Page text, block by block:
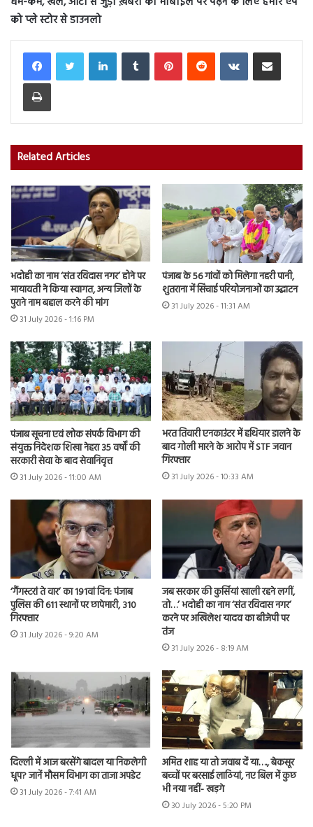
को प्ले स्टोर से डाउनलो
LinkedInTumblr PinterestReddit VKontakteShare via Email
Print
Related Articles
भदोही का नाम ‘संत रविदास नगर’ होने पर
मायावती ने किया स्वागत, अन्य जिलों के
पुराने नाम बहाल करने की मांग
31 July 2026 - 1:16 PM
पंजाब के 56 गांवों को मिलेगा नहरी पानी,
शुतराना में सिंचाई परियोजनाओं का उद्घाटन
31 July 2026 - 11:31 AM
पंजाब सूचना एवं लोक संपर्क विभाग की
संयुक्त निदेशक शिखा नेहरा 35 वर्षों की
सरकारी सेवा के बाद सेवानिवृत्त
31 July 2026 - 11:00 AM
भरत तिवारी एनकाउंटर में हथियार डालने के
बाद गोली मारने के आरोप में STF जवान
गिरफ्तार
31 July 2026 - 10:33 AM
‘गैंगस्टरां ते वार’ का 191वां दिन: पंजाब
पुलिस की 611 स्थानों पर छापेमारी, 310
गिरफ्तार
31 July 2026 - 9:20 AM
जब सरकार की कुर्सियां खाली रहने लगीं,
तो…’ भदोही का नाम ‘संत रविदास नगर’
करने पर अखिलेश यादव का बीजेपी पर
तंज
31 July 2026 - 8:19 AM
दिल्ली में आज बरसेंगे बादल या निकलेगी
धूप? जानें मौसम विभाग का ताजा अपडेट
31 July 2026 - 7:41 AM
अमित शाह या तो जवाब दें या…., बेकसूर
बच्चों पर बरसाई लाठियां, नए बिल में कुछ
भी नया नहीं- खड़गे
30 July 2026 - 5:20 PM